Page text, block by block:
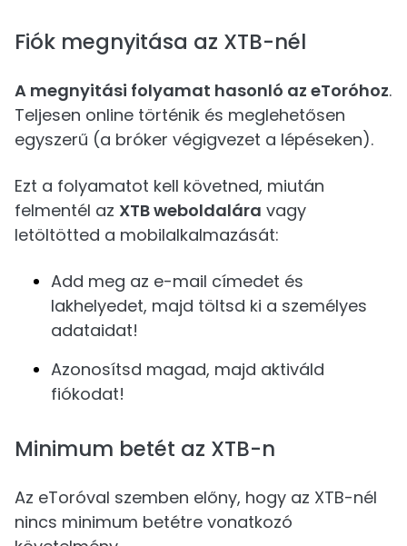
Fiók megnyitása az XTB-nél
A megnyitási folyamat hasonló az eToróhoz.
Teljesen online történik és meglehetősen
egyszerű (a bróker végigvezet a lépéseken).
Ezt a folyamatot kell követned, miután
felmentél az XTB weboldalára vagy
letöltötted a mobilalkalmazását:
Add meg az e-mail címedet és
lakhelyedet, majd töltsd ki a személyes
adataidat!
Azonosítsd magad, majd aktiváld
fiókodat!
Minimum betét az XTB-n
Az eToróval szemben előny, hogy az XTB-nél
nincs minimum betétre vonatkozó